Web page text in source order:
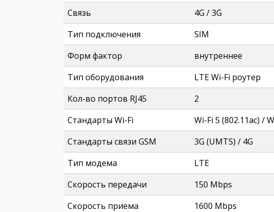
Связь
4G / 3G
Тип подключения
SIM
Форм фактор
внутреннее
Тип оборудования
LTE Wi-Fi роутер
Кол-во портов RJ45
2
Стандарты Wi-Fi
Wi-Fi 5 (802.11ac) /
Стандарты связи GSM
3G (UMTS) / 4G
Тип модема
LTE
Скорость передачи
150 Mbps
Скорость приема
1600 Mbps